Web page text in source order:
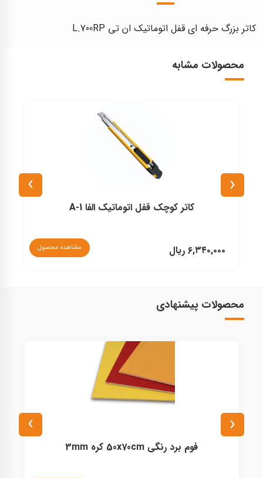
کاتر بزرگ حرفه ای قفل اتوماتیک ان تی L.700RP
محصولات مشابه
کاتر کوچک قفل اتوماتیک الفا A-1
۶,۳۴۰,۰۰۰ ریال مشاهده محصول
‹
›
محصولات پیشنهادی
فوم برد رنگی 50x70cm کره 3mm
‹
›